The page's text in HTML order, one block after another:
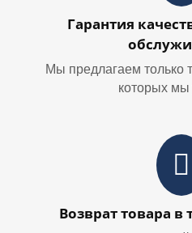
Гарантия
Мы предлагаем только
которых
Возврат товара в